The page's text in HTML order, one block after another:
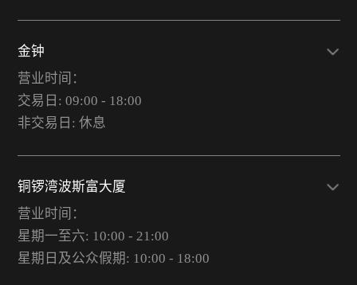
金钟
营业时间：
交易日: 09:00 - 18:00
非交易日: 休息
铜锣湾波斯富大厦
营业时间：
星期一至六: 10:00 - 21:00
星期日及公众假期: 10:00 - 18:00